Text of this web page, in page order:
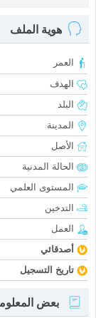
هوية الملف
العمر
الهدف
البلد
المدينة
الأصل
الحالة المدنية
المستوى العلمي
التدخين
العمل
أصدقائي
تاريخ التسجيل
بعض